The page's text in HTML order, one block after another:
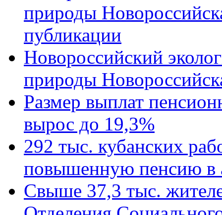
природы
публикации
Новороссийский
природы
Размер выплат
вырос до 19,3%
292 тыс. кубанских
повышенную пенсию в
Свыше 37,3 тыс.